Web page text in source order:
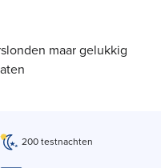
maar gelukkig
200 testnachten